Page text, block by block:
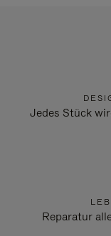
Jedes Stück
Reparatur